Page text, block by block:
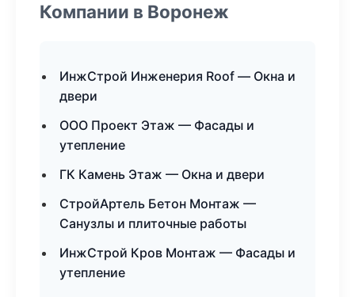
Компании в Воронеж
ИнжСтрой Инженерия Roof — Окна и
двери
ООО Проект Этаж — Фасады и
утепление
ГК Камень Этаж — Окна и двери
СтройАртель Бетон Монтаж —
Санузлы и плиточные работы
ИнжСтрой Кров Монтаж — Фасады и
утепление